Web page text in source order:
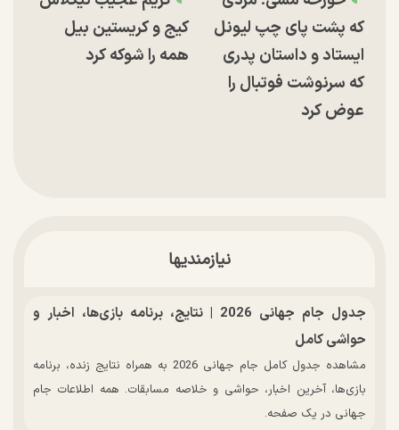
که پشت پای چپ لیونل
ایستاد و داستان پدری
که سرنوشت فوتبال را
عوض کرد
کیج و کریستین بیل
همه را شوکه کرد
نیازمندیها
جدول جام جهانی 2026 | نتایج، برنامه بازی‌ها، اخبار و
حواشی کامل
مشاهده جدول کامل جام جهانی 2026 به همراه نتایج زنده، برنامه
بازی‌ها، آخرین اخبار، حواشی و خلاصه مسابقات. همه اطلاعات جام
جهانی در یک صفحه.